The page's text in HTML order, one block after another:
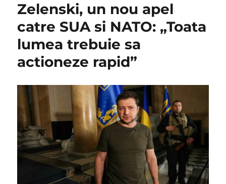
Zelenski, un nou apel
catre SUA si NATO: „Toata
lumea trebuie sa
actioneze rapid”